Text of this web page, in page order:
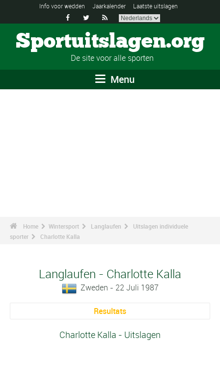
Info voor wedden Jaarkalender Laatste uitslagen
  
Sportuitslagen.org
De site voor alle sporten
Menu
Home Wintersport Langlaufen
Uitslagen individuele
sporter
Charlotte Kalla
Langlaufen - Charlotte Kalla
Zweden - 22 Juli 1987
Resultats
Charlotte Kalla - Uitslagen